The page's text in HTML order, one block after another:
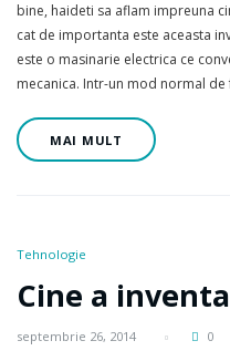
bine, haideti sa aflam impreuna
cat de importanta este aceasta
este o masinarie electrica ce
mecanica. Intr-un mod normal
MAI MULT
Tehnologie
Cine a
septembrie 26, 2014 0